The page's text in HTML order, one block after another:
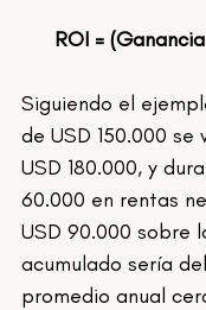
ROI =
Siguiendo el
de USD 150.000
USD 180.000, y
60.000 en rentas
USD 90.000 sobre
acumulado sería
promedio anual